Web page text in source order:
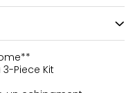
Piece Kit